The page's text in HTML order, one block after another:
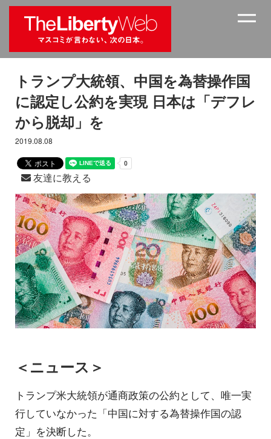
トランプ大統領、中国を為替操作国
に認定し公約を実現 日本は「デフレ
から脱却」を
2019.08.08
友達に教える
＜ニュース＞
トランプ米大統領が通商政策の公約として、唯一実
行していなかった「中国に対する為替操作国の認
定」を決断した。